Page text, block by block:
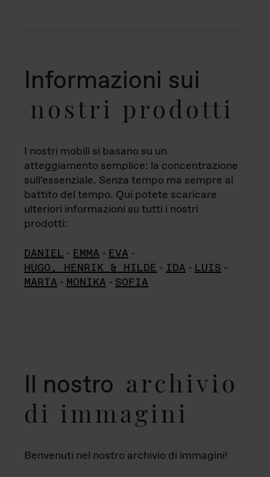
Informazioni sui
nostri prodotti
I nostri mobili si basano su un
atteggiamento semplice: la concentrazione
sull'essenziale. Senza tempo ma sempre al
battito del tempo. Qui potete scaricare
ulteriori informazioni su tutti i nostri
prodotti:
DANIEL - EMMA - EVA -
HUGO, HENRIK & HILDE - IDA - LUIS -
MARTA - MONIKA - SOFIA
Il nostro archivio
di immagini
Benvenuti nel nostro archivio di immagini!